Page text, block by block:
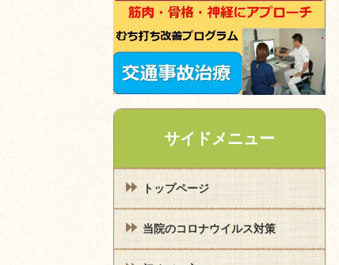
サイドメニュー
トップページ
当院のコロナウイルス対策